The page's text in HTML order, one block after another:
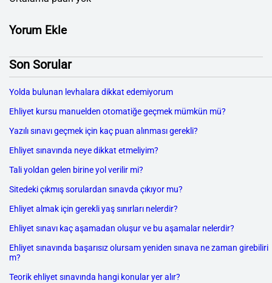
Yorum Ekle
Son Sorular
Yolda bulunan levhalara dikkat edemiyorum
Ehliyet kursu manuelden otomatiğe geçmek mümkün mü?
Yazılı sınavı geçmek için kaç puan alınması gerekli?
Ehliyet sınavında neye dikkat etmeliyim?
Tali yoldan gelen birine yol verilir mi?
Sitedeki çıkmış sorulardan sınavda çıkıyor mu?
Ehliyet almak için gerekli yaş sınırları nelerdir?
Ehliyet sınavı kaç aşamadan oluşur ve bu aşamalar nelerdir?
Ehliyet sınavında başarısız olursam yeniden sınava ne zaman girebiliri
m?
Teorik ehliyet sınavında hangi konular yer alır?